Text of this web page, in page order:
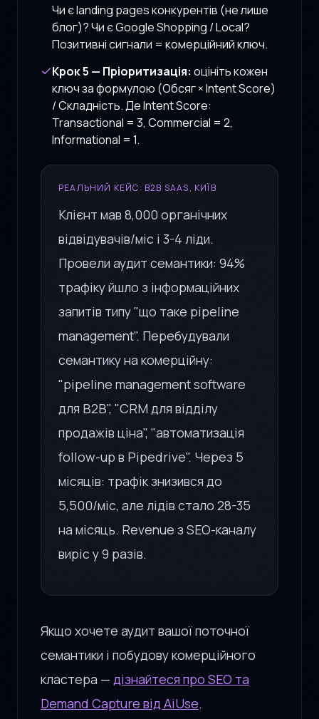
Чи є landing pages конкурентів (не лише
блог)? Чи є Google Shopping / Local?
Позитивні сигнали = комерційний ключ.
Крок 5 — Пріоритизація: оцініть кожен
ключ за формулою (Обсяг × Intent Score)
/ Складність. Де Intent Score:
Transactional = 3, Commercial = 2,
Informational = 1.
РЕАЛЬНИЙ КЕЙС: B2B SAAS, КИЇВ
Клієнт мав 8,000 органічних
відвідувачів/міс і 3-4 ліди.
Провели аудит семантики: 94%
трафіку йшло з інформаційних
запитів типу "що таке pipeline
management". Перебудували
семантику на комерційну:
"pipeline management software
для B2B", "CRM для відділу
продажів ціна", "автоматизація
follow-up в Pipedrive". Через 5
місяців: трафік знизився до
5,500/міс, але лідів стало 28-35
на місяць. Revenue з SEO-каналу
виріс у 9 разів.
Якщо хочете аудит вашої поточної
семантики і побудову комерційного
кластера — дізнайтеся про SEO та
Demand Capture від AiUse.